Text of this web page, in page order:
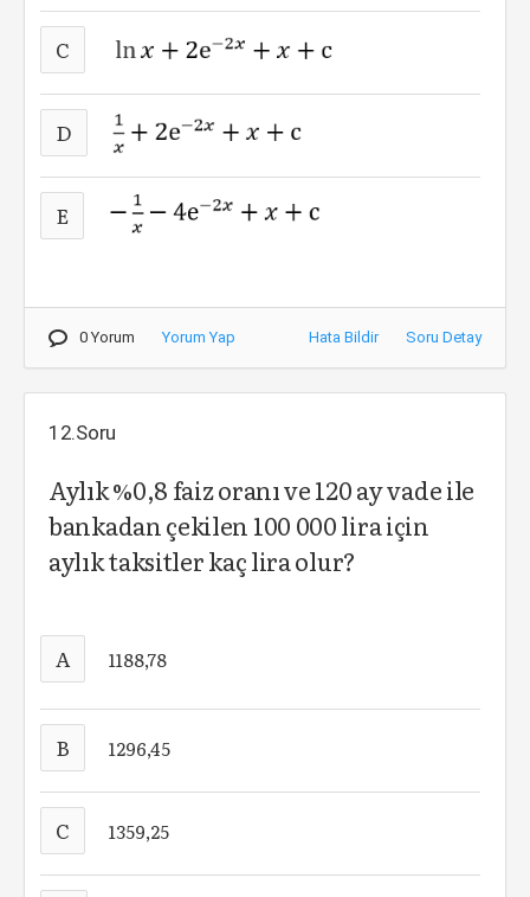
C
D
E
0 Yorum Yorum Yap Hata Bildir Soru Detay
12.Soru
Aylık %0,8 faiz oranı ve 120 ay vade ile
bankadan çekilen 100 000 lira için
aylık taksitler kaç lira olur?
A 1188,78
B 1296,45
C 1359,25